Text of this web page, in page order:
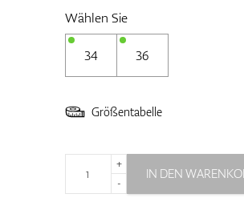
Wählen Sie
34 36
Größentabelle
+
-
IN DEN